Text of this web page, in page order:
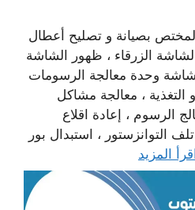
بصيانة و تصليح أعطال
الزرقاء ، ظهور الشاشة
وحدة معالجة الرسومات
، معالجة مشاكل
الرسوم ، إعادة اقلاع
التوانزستور ، استبدال بور
المزيد